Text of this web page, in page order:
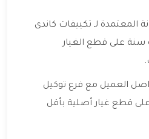
المعتمدة لـ تكييفات كاندى
على قطع الغيار
العميل مع فرع توكيل
قطع غيار أصلية بأقل